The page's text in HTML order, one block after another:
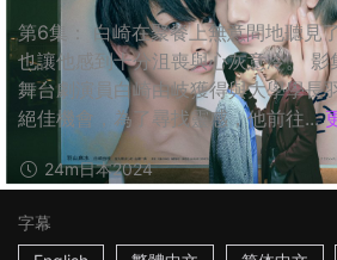
第6集： 白崎在聚餐上無意間地聽見
也讓他感到十分沮喪與心灰意冷。
舞台劇演員白崎由岐獲得與大學學長
絕佳機會，為了尋找靈感，他前往...
24m日本2024
字幕